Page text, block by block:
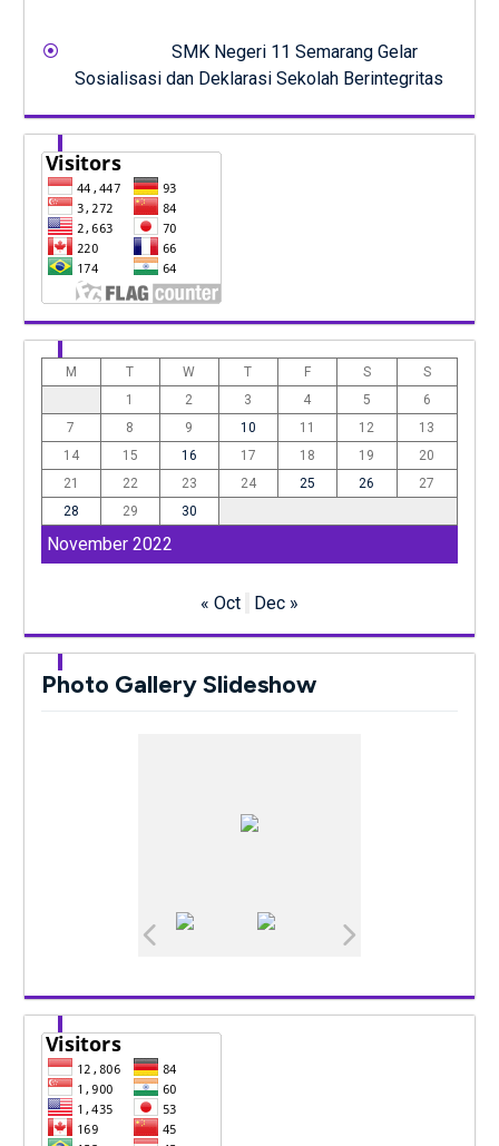
SMK Negeri 11 Semarang Gelar
Sosialisasi dan Deklarasi Sekolah Berintegritas
November 2022
M T W T F S
S
1
2 3 4 5
6
7
8 9 10 11 12
13
14
15 16 17 18 19
20
21
22 23 24 25 26
27
28
29 30
« Oct Dec »
Photo Gallery Slideshow